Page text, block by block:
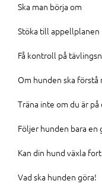
Ska man börja om
Stöka till appellplanen
Få kontroll på
Om hunden ska
Träna inte om du är
Följer hunden bara en
Kan din hund växla
Vad ska hunden göra!